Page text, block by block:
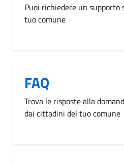
Puoi richiedere un supporto
tuo comune
FAQ
Trova le risposte alla
dai cittadini del tuo comune